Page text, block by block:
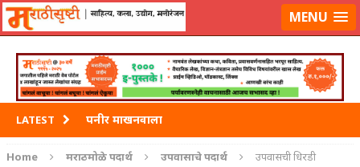
मराठीसृष्टीवर लॉग-इन करा MENU
LATEST पनीर माखनवाला
पावभाजी
Home मराठमोळे पदार्थ उपवासाचे पदार्थ उपवासची धिरडी